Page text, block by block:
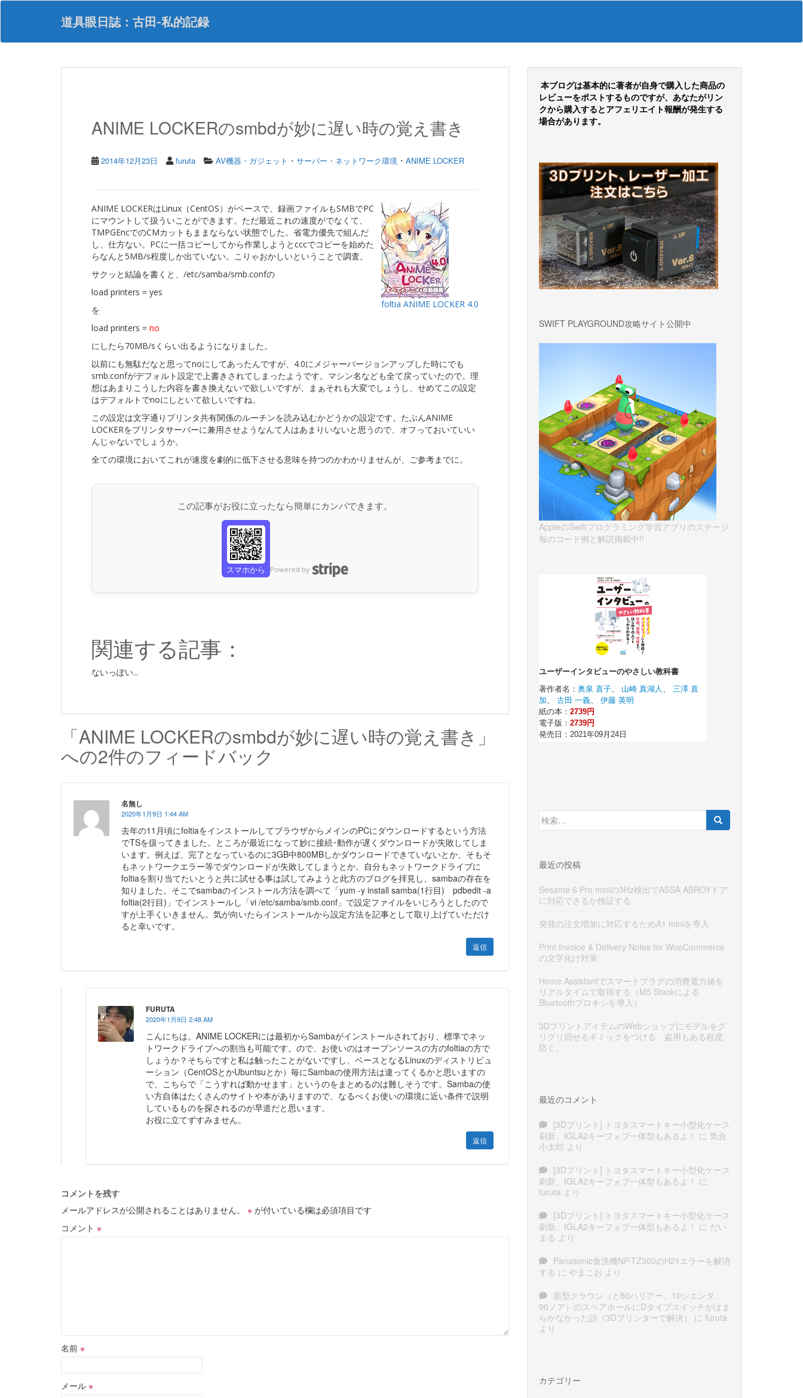
S
p
道具眼日誌：古田-私的記録
ANIME LOCKERのsmbdが妙に遅い時の覚え書き
2014年12月23日 furuta AV機器・ガジェット ・ サーバー・ネットワーク環境 ・ ANIME LOCKER
foltia ANIME LOCKER 4.0
ANIME LOCKERはLinux（CentOS）がベースで、録画ファイルもSMBでPC
にマウントして扱ういことができます。ただ最近これの速度がでなくて、
TMPGEncでのCMカットもままならない状態でした。省電力優先で組んだ
し、仕方ない。PCに一括コピーしてから作業しようとcccでコピーを始めた
らなんと5MB/s程度しか出ていない。こりゃおかしいということで調査。
サクッと結論を書くと、/etc/samba/smb.confの
load printers = yes
を
load printers = no
にしたら70MB/sくらい出るようになりました。
以前にも無駄だなと思ってnoにしてあったんですが、4.0にメジャーバージョンアップした時にでも
smb.confがデフォルト設定で上書きされてしまったようです。マシン名なども全て戻っていたので。理
想はあまりこうした内容を書き換えないで欲しいですが、まぁそれも大変でしょうし、せめてこの設定
はデフォルトでnoにしといて欲しいですね。
この設定は文字通りプリンタ共有関係のルーチンを読み込むかどうかの設定です。たぶんANIME
LOCKERをプリンタサーバーに兼用させようなんて人はあまりいないと思うので、オフっておいていい
んじゃないでしょうか。
全ての環境においてこれが速度を劇的に低下させる意味を持つのかわかりませんが、ご参考までに。
この記事がお役に立ったなら簡単にカンパできます。
スマホから Powered by
関連する記事：
ないっぽい...
「ANIME LOCKERのsmbdが妙に遅い時の覚え書き」
への2件のフィードバック
名無し
2020年1月9日 1:44 AM
去年の11月頃にfoltiaをインストールしてブラウザからメインのPCにダウンロードするという方法
でTSを扱ってきました。ところが最近になって妙に接続･動作が遅くダウンロードが失敗してしま
います。例えば、完了となっているのに3GB中800MBしかダウンロードできていないとか、そもそ
もネットワークエラー等でダウンロードが失敗してしまうとか。自分もネットワークドライブに
foltiaを割り当てたいとうと共に試せる事は試してみようと此方のブログを拝見し、sambaの存在を
知りました。そこでsambaのインストール方法を調べて「yum -y install samba(1行目) pdbedit -a
foltia(2行目)」でインストールし「vi /etc/samba/smb.conf」で設定ファイルをいじろうとしたので
すが上手くいきません。気が向いたらインストールから設定方法を記事として取り上げていただけ
ると幸いです。
返信
FURUTA
2020年1月9日 2:48 AM
こんにちは。ANIME LOCKERには最初からSambaがインストールされており、標準でネッ
トワークドライブへの割当も可能です。ので、お使いのはオープンソースの方のfoltiaの方で
しょうか？そちらですと私は触ったことがないですし、ベースとなるLinuxのディストリビュ
ーション（CentOSとかUbuntsuとか）毎にSambaの使用方法は違ってくるかと思いますの
で、こちらで「こうすれば動かせます」というのをまとめるのは難しそうです。Sambaの使
い方自体はたくさんのサイトや本がありますので、なるべくお使いの環境に近い条件で説明
しているものを探されるのが早道だと思います。
お役に立てずすみません。
返信
コメントを残す
メールアドレスが公開されることはありません。
※ が付いている欄は必須項目です
コメント ※
名前 ※
メール ※
本ブログは基本的に著者が自身で購入した商品の
レビューをポストするものですが、あなたがリン
クから購入するとアフェリエイト報酬が発生する
場合があります。
SWIFT PLAYGROUND攻略サイト公開中
AppleのSwiftプログラミング学習アプリのステージ
毎のコード例と解説掲載中!!
検
索:
最近の投稿
Sesame 6 Pro miniの3Hz検出でASSA ABROYドア
に対応できるか検証する
突発の注文増加に対応するためA1 miniを導入
Print Invoice & Delivery Notes for WooCommerce
の文字化け対策
Home Assistantでスマートプラグの消費電力値を
リアルタイムで取得する（M5 Stackによる
Bluetoothプロキシを導入）
3DプリントアイテムのWebショップにモデルをグ
リグリ回せるギミックをつける。盗用もある程度
防ぐ。
最近のコメント
[3Dプリント] トヨタスマートキー小型化ケース
刷新、IGLA2キーフォブ一体型もあるよ！ に 気合
小太郎 より
[3Dプリント] トヨタスマートキー小型化ケース
刷新、IGLA2キーフォブ一体型もあるよ！ に
furuta より
[3Dプリント] トヨタスマートキー小型化ケース
刷新、IGLA2キーフォブ一体型もあるよ！ に だい
まる より
Panasonic食洗機NP-TZ300のH21エラーを解消
する に やまこお より
新型クラウン（と80ハリアー、10シエンタ、
90ノア）のスペアホールにDタイプスイッチがはま
らかなかった話（3Dプリンターで解決）
に furuta
より
カテゴリー